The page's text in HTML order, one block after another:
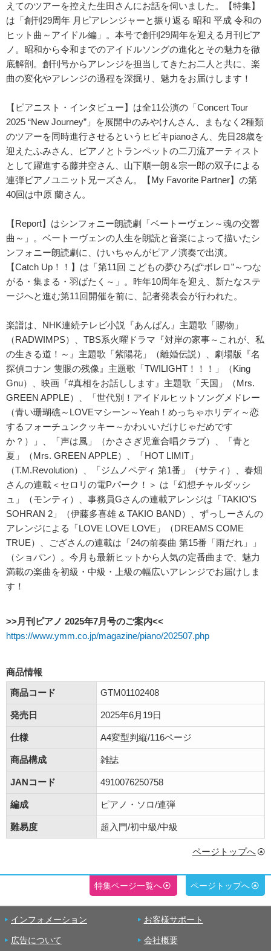
えてのツアーを控えた生田さんにお話を伺いました。【特集】
は「創刊29周年 月ピアレンジャーと振り返る 昭和 平成 令和の
ヒット曲～アイドル編」。本号で創刊29周年を迎える月刊ピア
ノ。昭和から令和までのアイドルソングの進化とその魅力を徹
底解剖。創刊号からアレンジを担当してきたお二人と共に、楽
曲の変化やアレンジの過程を深掘り、魅力をお届けします！
【ピアニスト・インタビュー】は全11公演の「Concert Tour
2025 “New Journey”」を展開中のみやけんさん、まもなく2種類
のツアーを同時進行させるというヒビキpianoさん、先日28歳を
迎えたふみさん、ピアノとトランペットの二刀流アーティスト
として躍進する藤井空さん、山下順一朗＆宗一郎の双子による
連弾ピアノユニット兄ーズさん。【My Favorite Partner】の第
40回は中原 蘭さん。
【Report】はシンフォニー朗読劇「ベートーヴェン～魂の交響
曲～」。ベートーヴェンの人生を朗読と音楽によって描いたシ
ンフォニー朗読劇に、けいちゃんがピアノ演奏で出演。
【Catch Up！！】は「第11回 こどもの夢ひろば“ボレロ”～つな
がる・集まる・羽ばたく～」。昨年10周年を迎え、新たなステ
ージへと進む第11回開催を前に、記者発表会が行われた。
楽譜は、NHK連続テレビ小説『あんぱん』主題歌「賜物」
（RADWIMPS）、TBS系火曜ドラマ『対岸の家事～これが、私
の生きる道！～』主題歌「紫陽花」（離婚伝説）、劇場版『名
探偵コナン 隻眼の残像』主題歌「TWILIGHT！！！」（King
Gnu）、映画『#真相をお話しします』主題歌「天国」（Mrs.
GREEN APPLE）、「世代別！アイドルヒットソングメドレー
（青い珊瑚礁～LOVEマシーン～Yeah！めっちゃホリディ～恋
するフォーチュンクッキー～かわいいだけじゃだめです
か？）」、「声は風」（かささぎ児童合唱クラブ）、「青と
夏」（Mrs. GREEN APPLE）、「HOT LIMIT」
（T.M.Revolution）、「ジムノペディ 第1番」（サティ）、春畑
さんの連載＜セロリの電Pパーク！＞ は「幻想チャルダッシ
ュ」（モンティ）、事務員Gさんの連載アレンジは「TAKIO'S
SOHRAN 2」（伊藤多喜雄 & TAKIO BAND）、ずっしーさんの
アレンジによる「LOVE LOVE LOVE」（DREAMS COME
TRUE）、ござさんの連載は「24の前奏曲 第15番「雨だれ」」
（ショパン）。今月も最新ヒットから人気の定番曲まで、魅力
満載の楽曲を初級・中級・上級の幅広いアレンジでお届けしま
す！
>>月刊ピアノ 2025年7月号のご案内<<
https://www.ymm.co.jp/magazine/piano/202507.php
商品情報
商品コード
GTM01102408
発売日 2025年6月19日
仕様 A4変型判縦/116ページ
商品構成 雑誌
JANコード 4910076250758
編成 ピアノ・ソロ/連弾
難易度 超入門/初中級/中級
ページトップへ
特集ページ一覧へ ページトップへ
インフォメーション お客様サポート
広告について 会社概要